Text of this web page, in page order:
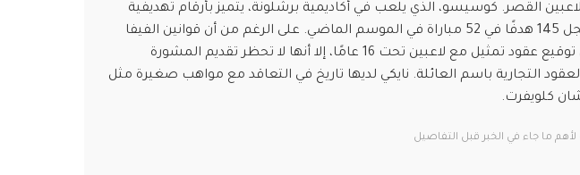
القصر. كوسيسو، الذي يلعب في أكاديمية برشلونة، يتميز بأرقام تهديفية
مذهلة، حيث سجل 145 هدفًا في 52 مباراة في الموسم الماضي. على الرغم من أن قوانين الفيفا
تمنع الوكلاء من توقيع عقود تمثيل مع لاعبين تحت 16 عامًا، إلا أنها لا تحظر تقديم المشورة
التجارية باسم العائلة. نايكي لديها تاريخ في التعاقد مع مواهب صغيرة مثل
كلويفرت.
ما جاء في الخبر قبل التفاصيل